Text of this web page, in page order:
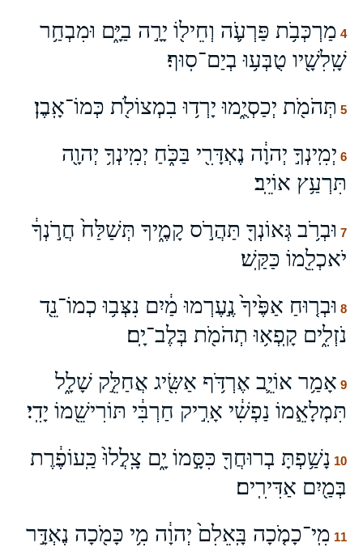
4 מַרְכְּבֹ֥ת פַּרְעֹ֛ה וְחֵיל֖וֹ יָרָ֣ה בַיָּ֑ם וּמִבְחַ֥ר
שָֽׁלִשָׁ֖יו טֻבְּע֥וּ בְיַם־סֽוּף׃
5 תְּהֹמֹ֖ת יְכַסְיֻ֑מוּ יָרְד֥וּ בִמְצוֹלֹ֖ת כְּמוֹ־אָֽבֶן׃
6 יְמִֽינְךָ֣ יְהוָ֔ה נֶאְדָּרִ֖י בַּכֹּ֑חַ יְמִֽינְךָ֥ יְהוָ֖ה
תִּרְעַ֥ץ אוֹיֵֽב׃
7 וּבְרֹ֥ב גְּאוֹנְךָ֖ תַּהֲרֹ֣ס קָמֶ֑יךָ תְּשַׁלַּח֙ חֲרֹ֣נְךָ֔
יֹאכְלֵ֖מוֹ כַּקַּֽשׁ׃
8 וּבְר֤וּחַ אַפֶּ֙יךָ֙ נֶ֣עֶרְמוּ מַ֔יִם נִצְּב֥וּ כְמוֹ־נֵ֖ד
נֹזְלִ֑ים קָֽפְא֥וּ תְהֹמֹ֖ת בְּלֶב־יָֽם׃
9 אָמַ֥ר אוֹיֵ֛ב אֶרְדֹּ֥ף אַשִּׂ֖יג אֲחַלֵּ֣ק שָׁלָ֑ל
תִּמְלָאֵ֣מוֹ נַפְשִׁ֔י אָרִ֣יק חַרְבִּ֔י תּוֹרִישֵׁ֖מוֹ יָדִֽי׃
10 נָשַׁ֥פְתָּ בְרוּחֲךָ֖ כִּסָּ֣מוֹ יָ֑ם צָֽלֲלוּ֙ כַּֽעוֹפֶ֔רֶת
בְּמַ֖יִם אַדִּירִֽים׃
11 מִֽי־כָמֹ֤כָה בָּֽאֵלִם֙ יְהוָ֔ה מִ֥י כָּמֹ֖כָה נֶאְדָּ֣ר